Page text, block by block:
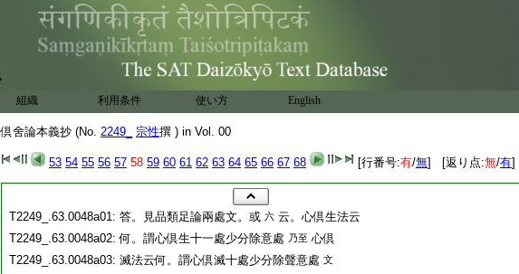
組織 利用条件 使い方 English
倶舍論本義抄 (No. 2249_ 宗性撰 ) in Vol. 00
53 54 55 56 57 58 59 60 61 62 63 64 65 66 67 68 [行番号:有/無] [返り点:無/有]
T2249_.63.0048a01: 答。見品類足論兩處文。或 六 云。心倶生法云
T2249_.63.0048a02: 何。謂心倶生十一處少分除意處 乃至 心倶
T2249_.63.0048a03: 滅法云何。謂心倶滅十處少分除聲意處 文